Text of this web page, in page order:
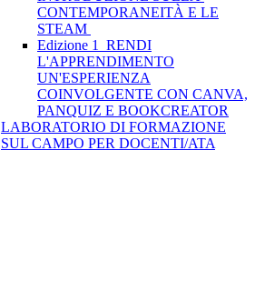
CONTEMPORANEITÀ E LE
STEAM
Edizione 1_RENDI
L'APPRENDIMENTO
UN'ESPERIENZA
COINVOLGENTE CON CANVA,
PANQUIZ E BOOKCREATOR
LABORATORIO DI FORMAZIONE
SUL CAMPO PER DOCENTI/ATA